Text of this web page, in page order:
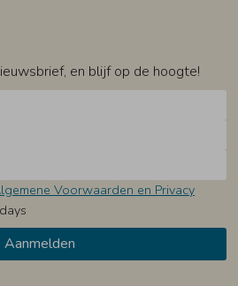
en blijf op de hoogte!
Voorwaarden en Privacy